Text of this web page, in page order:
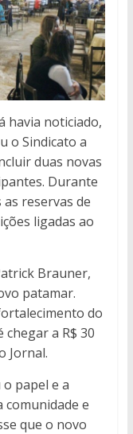
havia noticiado,
o Sindicato a
duas novas
Durante
reservas de
ligadas ao
Brauner,
patamar.
do
a R$ 30
Jornal.
papel e a
e
que o novo